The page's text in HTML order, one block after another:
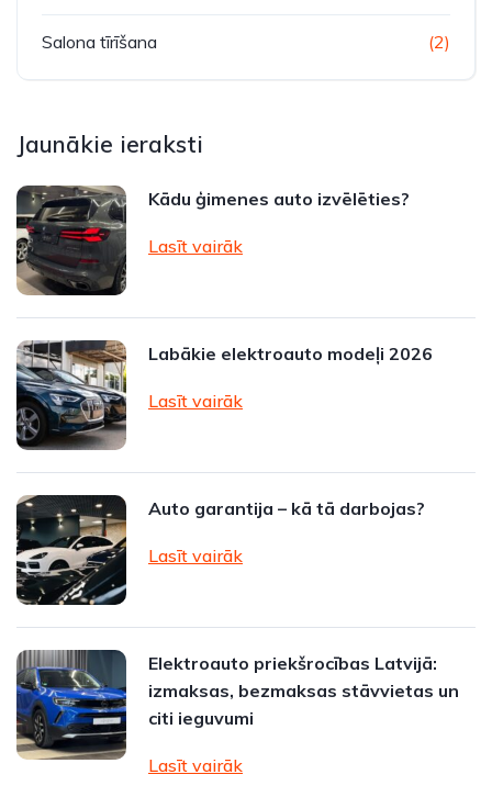
Salona tīrīšana (2)
Jaunākie ieraksti
Kādu ģimenes auto izvēlēties?
Lasīt vairāk
Labākie elektroauto modeļi 2026
Lasīt vairāk
Auto garantija – kā tā darbojas?
Lasīt vairāk
Elektroauto priekšrocības Latvijā:
izmaksas, bezmaksas stāvvietas un
citi ieguvumi
Lasīt vairāk